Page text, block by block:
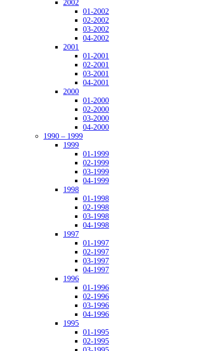
2002
01-2002
02-2002
03-2002
04-2002
2001
01-2001
02-2001
03-2001
04-2001
2000
01-2000
02-2000
03-2000
04-2000
1990 – 1999
1999
01-1999
02-1999
03-1999
04-1999
1998
01-1998
02-1998
03-1998
04-1998
1997
01-1997
02-1997
03-1997
04-1997
1996
01-1996
02-1996
03-1996
04-1996
1995
01-1995
02-1995